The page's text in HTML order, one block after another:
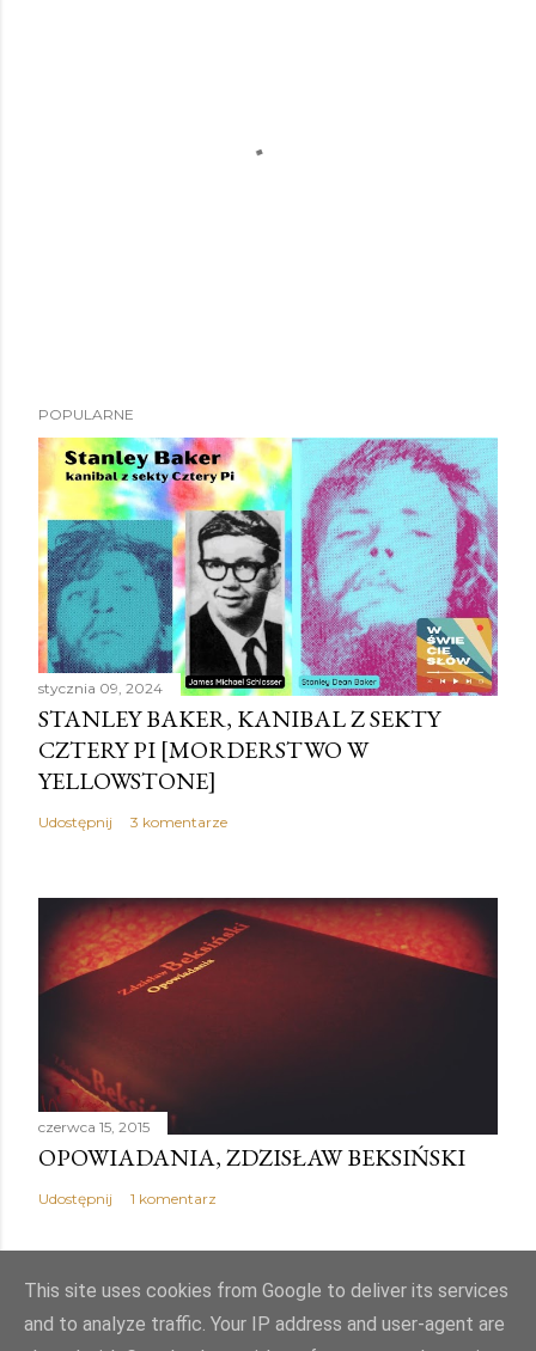
r
z
e
ś
l
i
j
k
o
m
e
n
t
a
z
POPULARNE
stycznia 09, 2024
STANLEY BAKER, KANIBAL Z SEKTY
CZTERY PI [MORDERSTWO W
YELLOWSTONE]
Udostępnij 3 komentarze
czerwca 15, 2015
OPOWIADANIA, ZDZISŁAW BEKSIŃSKI
Udostępnij 1 komentarz
This site uses cookies from Google to deliver its services
and to analyze traffic. Your IP address and user-agent are